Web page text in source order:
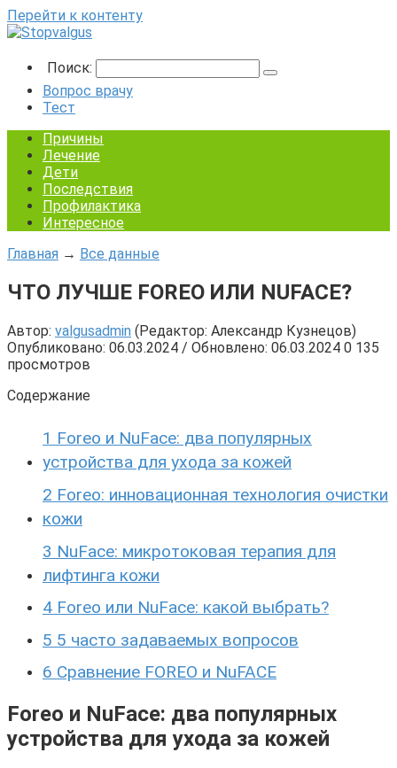
Перейти к контенту
Поиск:
Вопрос врачу
Тест
Причины
Лечение
Дети
Последствия
Профилактика
Интересное
Главная → Все данные
ЧТО ЛУЧШЕ FOREO ИЛИ NUFACE?
Автор: valgusadmin (Редактор: Александр Кузнецов)
Опубликовано: 06.03.2024 / Обновлено: 06.03.2024 0 135
просмотров
Содержание
1 Foreo и NuFace: два популярных
устройства для ухода за кожей
2 Foreo: инновационная технология очистки
кожи
3 NuFace: микротоковая терапия для
лифтинга кожи
4 Foreo или NuFace: какой выбрать?
5 5 часто задаваемых вопросов
6 Сравнение FOREO и NuFACE
Foreo и NuFace: два популярных
устройства для ухода за кожей